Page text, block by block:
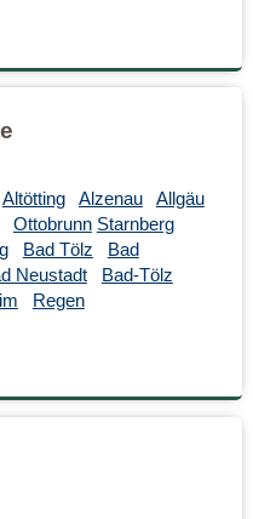
Altötting Alzenau
Allgäu
Ottobrunn Starnberg
Bad Tölz
Bad
Neustadt
Bad-Tölz
Regen